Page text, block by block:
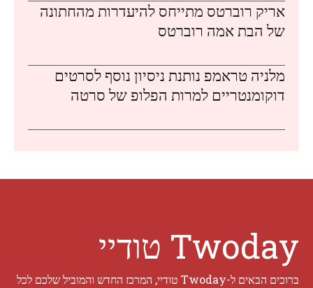
אריק רוברטס מתייחס להיעדרות מהחתונה
של הבת אמה רוברטס
מלניה טראמפ נותנת ניסיון נוסף לסרטים
דוקומנטריים למרות הפלופ של סרטה
Twoday טודיי
ברוכים הבאים ל-Twoday טודיי, המרכז החדש והמוביל שלכם לכל